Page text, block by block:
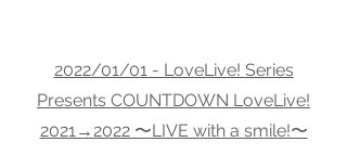
2022/01/01 - LoveLive! Series
Presents COUNTDOWN LoveLive!
2021→2022 〜LIVE with a smile!〜